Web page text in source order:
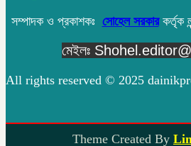
সম্পাদক ও প্রকাশকঃ সোহেল সরকারকর্তৃক
মেইলঃ
All rights reserved © 2025
Theme Created By